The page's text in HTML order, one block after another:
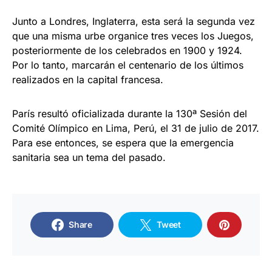
Junto a Londres, Inglaterra, esta será la segunda vez
que una misma urbe organice tres veces los Juegos,
posteriormente de los celebrados en 1900 y 1924.
Por lo tanto, marcarán el centenario de los últimos
realizados en la capital francesa.
París resultó oficializada durante la 130ª Sesión del
Comité Olímpico en Lima, Perú, el 31 de julio de 2017.
Para ese entonces, se espera que la emergencia
sanitaria sea un tema del pasado.
Share Tweet